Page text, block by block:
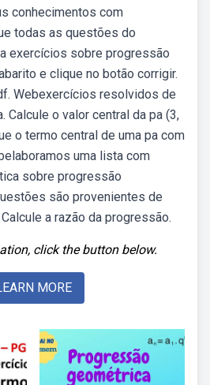
conhecimentos com
todas as questões do
exercícios sobre progressão
e clique no botão corrigir.
Webexercícios resolvidos de
Calcule o valor central da pa (3,
o termo central de uma pa com
uma lista com
sobre progressão
são provenientes de
a razão da progressão.
click the button below.
MORE